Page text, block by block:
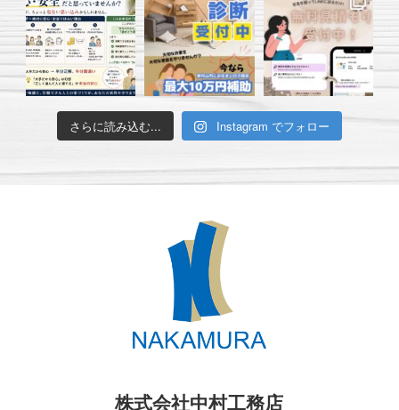
さらに読み込む... Instagram でフォロー
株式会社中村工務店